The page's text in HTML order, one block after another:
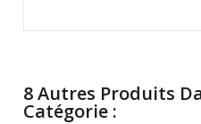
8 Autres Produits
Catégorie :